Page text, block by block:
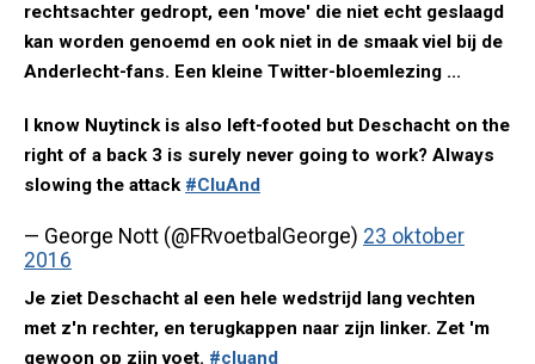
rechtsachter gedropt, een 'move' die niet echt geslaagd
kan worden genoemd en ook niet in de smaak viel bij de
Anderlecht-fans. Een kleine Twitter-bloemlezing ...
I know Nuytinck is also left-footed but Deschacht on the
right of a back 3 is surely never going to work? Always
slowing the attack #CluAnd
— George Nott (@FRvoetbalGeorge) 23 oktober
2016
Je ziet Deschacht al een hele wedstrijd lang vechten
met z'n rechter, en terugkappen naar zijn linker. Zet 'm
gewoon op zijn voet. #cluand